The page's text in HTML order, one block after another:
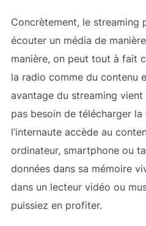
Concrètement, le streaming
écouter un média de
manière, on peut tout à fait
la radio comme du contenu
avantage du streaming vient
pas besoin de télécharger
l’internaute accède au
ordinateur, smartphone ou
données dans sa mémoire
dans un lecteur vidéo ou
puissiez en profiter.